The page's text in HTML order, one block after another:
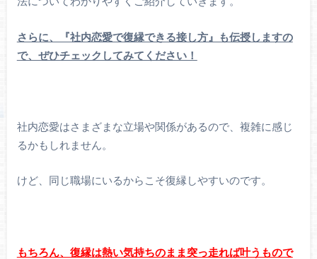
さらに、『社内恋愛で復縁できる接し方』も伝授しますの
で、ぜひチェックしてみてください！
社内恋愛はさまざまな立場や関係があるので、複雑に感じ
るかもしれません。
けど、同じ職場にいるからこそ復縁しやすいのです。
もちろん、復縁は熱い気持ちのまま突っ走れば叶うもので